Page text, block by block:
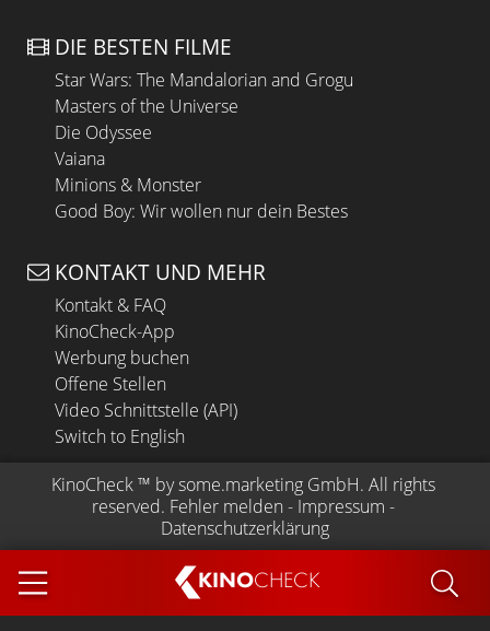
KINOCHECK
DIE BESTEN FILME
Star Wars: The Mandalorian and Grogu
Masters of the Universe
Die Odyssee
Vaiana
Minions & Monster
Good Boy: Wir wollen nur dein Bestes
KONTAKT UND MEHR
Kontakt & FAQ
KinoCheck-App
Werbung buchen
Offene Stellen
Video Schnittstelle (API)
Switch to English
KinoCheck ™ by some.marketing GmbH. All rights
reserved. Fehler melden - Impressum -
Datenschutzerklärung